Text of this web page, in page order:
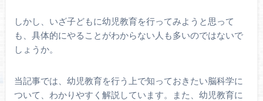
しかし、いざ子どもに幼児教育を行ってみようと思って
も、具体的にやることがわからない人も多いのではないで
しょうか。
当記事では、幼児教育を行う上で知っておきたい脳科学に
ついて、わかりやすく解説しています。また、幼児教育に